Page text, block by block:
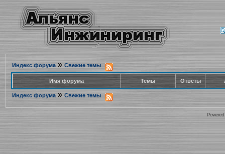
Индекс форума» Свежие темы
Имя форума Темы Ответы
Индекс форума » Свежие темы